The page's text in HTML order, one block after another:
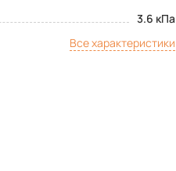
3.6 кПа
Все характеристики